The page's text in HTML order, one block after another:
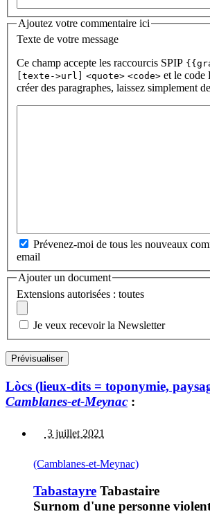
Ajoutez votre commentaire ici
Texte de votre message
Ce champ accepte les raccourcis SPIP
[texte->url]
<quote> <code> et le
créer des paragraphes, laissez simplement
Prévenez-moi de tous les nouveaux
email
Ajouter un document
Extensions autorisées : toutes
Je veux recevoir la Newsletter
Lòcs (lieux-dits = toponymie,
Camblanes-et-Meynac :
3 juillet 2021
(Camblanes-et-Meynac)
Tabastayre Tabastaire
Surnom d'une personne